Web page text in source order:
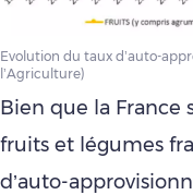
Evolution du taux d’auto-
l’Agriculture)
Bien que la France
fruits et légumes
d’auto-